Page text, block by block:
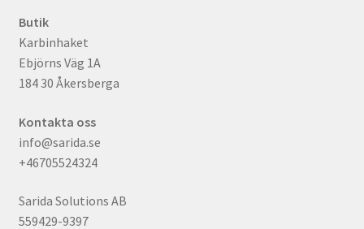
Butik
Karbinhaket
Ebjörns Väg 1A
184 30 Åkersberga
Kontakta oss
info@sarida.se
+46705524324
Sarida Solutions AB
559429-9397